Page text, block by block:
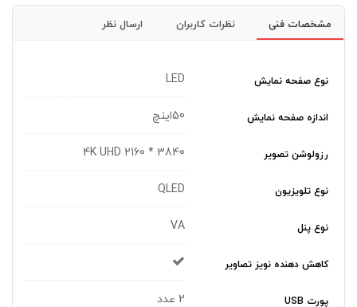
مشخصات فنی نظرات کاربران ارسال نظر
نوع صفحه نمایش LED
اندازه صفحه نمایش 50اینچ
رزولوشن تصویر 3840 * 2160 4K UHD
نوع تلویزیون QLED
نوع پنل VA
کاهش دهنده نویز تصاویر
پورت USB 2 عدد